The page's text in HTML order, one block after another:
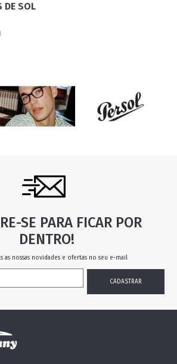
DE SOL
SE PARA FICAR POR
DENTRO!
as nossas novidades e ofertas no seu e-mail